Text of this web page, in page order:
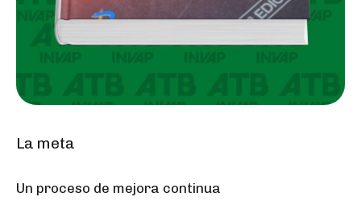
La meta
Un proceso de mejora continua